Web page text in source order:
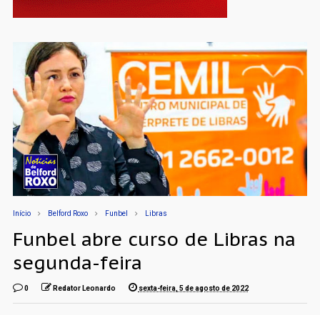
Início Belford Roxo Funbel Libras
Funbel abre curso de Libras na
segunda-feira
0 Redator Leonardo sexta-feira, 5 de agosto de 2022